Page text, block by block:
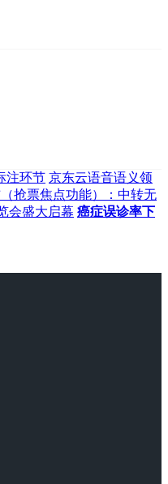
注环节 京东云语音语义领
抢票焦点功能）：中转无
会盛大启幕 癌症误诊率下